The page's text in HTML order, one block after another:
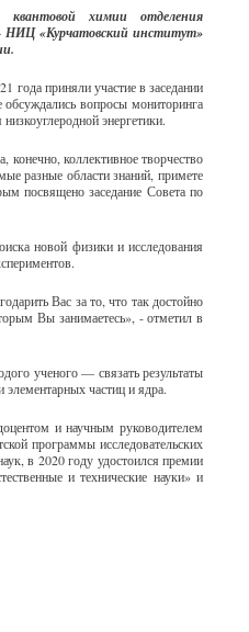
химии отделения
НИЦ «Курчатовский институт»
года приняли участие в заседании
вопросы мониторинга
энергетики.
конечно, коллективное творчество
разные области знаний, примете
посвящено заседание Совета по
новой физики и исследования
Вас за то, что так достойно
Вы занимаетесь», - отметил в
ученого — связать результаты
частиц и ядра.
и научным руководителем
программы исследовательских
в 2020 году удостоился премии
и технические науки» и